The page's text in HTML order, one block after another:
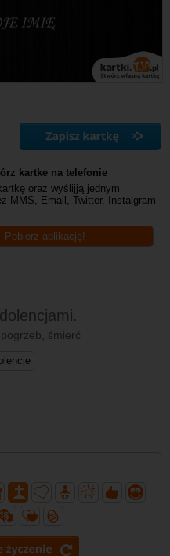
kartke na telefonie
oraz wyślijją jednym
MMS, Email, Twitter, Instalgram
Pobierz aplikację!
śmierć